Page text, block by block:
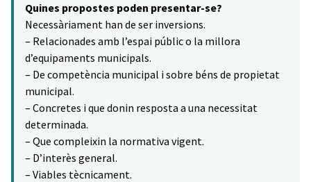
−
Quines propostes poden presentar-se?
Necessàriament han de ser inversions.
– Relacionades amb l’espai públic o la millora
d’equipaments municipals.
– De competència municipal i sobre béns de propietat
municipal.
– Concretes i que donin resposta a una necessitat
determinada.
– Que compleixin la normativa vigent.
– D’interès general.
– Viables tècnicament.